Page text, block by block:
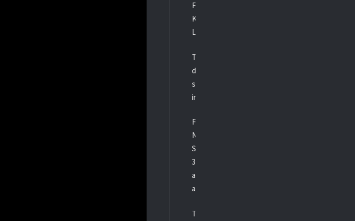
Florian Stehr erzielte erneut zwei Tore, während
Karota nachlegten. Wieder zeigte sich die
Latusek und Bezouska als Vorlagengebern war
Trotz eines 4:2-Vorsprungs kam Bremerhaven
doch nur 13 Sekunden später machte Stehr mit
spielerisch gut gelöst, aber durch eigene
ins Spiel geholt“, so Trainer Schwarze nach der
Finale gegen Erfurt – Austragungsort für
Nun steht der EV Duisburg im großen Finale
Siegen gegen Bad Nauheim durchgesetzt hat.
30. März in Thüringen statt. Sollte ein drittes Spiel
alternativen Austragungsort finden, da in
arbeitet bereits an einer Lösung.
Trainer Schwarze blickt optimistisch auf das Duell: